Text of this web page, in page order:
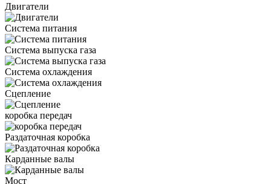
Двигатели
Система питания
Система выпуска газа
Система охлаждения
Сцепление
коробка передач
Раздаточная коробка
Карданные валы
Мост